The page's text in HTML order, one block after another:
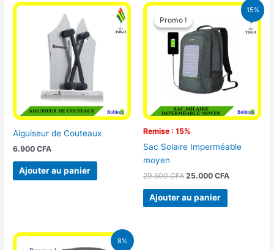
Aiguiseur de Couteaux
6.900CFA
Ajouter au panier
15%
Promo !
Remise : 15%
Promo !
Sac Solaire Imperméable
moyen
29.500CFA
Le
prix
initial
était :
29.500 CFA.
25.000 CFA
Le
prix
actuel
Ajouter au panier
8%
Le
prix
Le
prix